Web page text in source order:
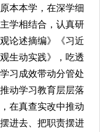
本本学，在深学细
学相结合，认真研
论述摘编》《习近
生动实践》，吃透
习成效带动分管处
动学习教育层层落
在真查实改中推动
进去、把职责摆进